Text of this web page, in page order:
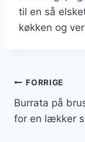
til en så
køkken og
FORRIGE
Burrata på
for en lækker